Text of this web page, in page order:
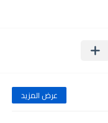
عرض المزيد